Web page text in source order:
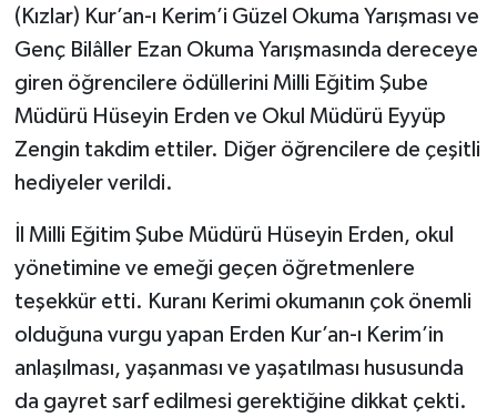
(Kızlar) Kur’an-ı Kerim’i Güzel Okuma Yarışması ve
Genç Bilâller Ezan Okuma Yarışmasında dereceye
giren öğrencilere ödüllerini Milli Eğitim Şube
Müdürü Hüseyin Erden ve Okul Müdürü Eyyüp
Zengin takdim ettiler. Diğer öğrencilere de çeşitli
hediyeler verildi.
İl Milli Eğitim Şube Müdürü Hüseyin Erden, okul
yönetimine ve emeği geçen öğretmenlere
teşekkür etti. Kuranı Kerimi okumanın çok önemli
olduğuna vurgu yapan Erden Kur’an-ı Kerim’in
anlaşılması, yaşanması ve yaşatılması hususunda
da gayret sarf edilmesi gerektiğine dikkat çekti.